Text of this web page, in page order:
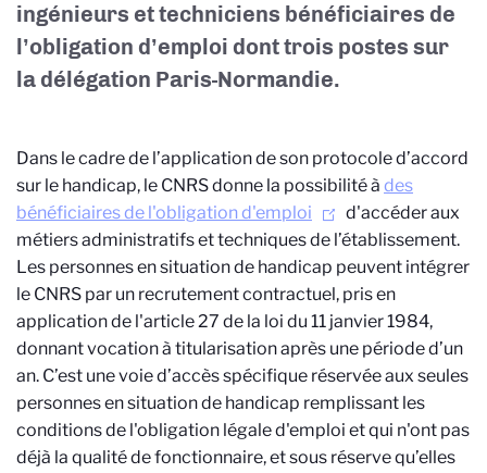
ingénieurs et techniciens bénéficiaires de
l’obligation d’emploi dont trois postes sur
la délégation Paris-Normandie.
Dans le cadre de l’application de son protocole d’accord
sur le handicap, le CNRS donne la possibilité à des
bénéficiaires de l'obligation d'emploi
d'accéder aux
métiers administratifs et techniques de l’établissement.
Les personnes en situation de handicap peuvent intégrer
le CNRS par un recrutement contractuel, pris en
application de l'article 27 de la loi du 11 janvier 1984,
donnant vocation à titularisation après une période d’un
an. C’est une voie d’accès spécifique réservée aux seules
personnes en situation de handicap remplissant les
conditions de l'obligation légale d'emploi et qui n'ont pas
déjà la qualité de fonctionnaire, et sous réserve qu’elles